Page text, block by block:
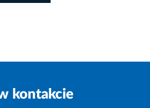
kontakcie